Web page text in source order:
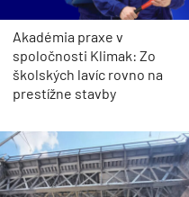
Akadémia praxe v
spoločnosti Klimak: Zo
školských lavíc rovno na
prestížne stavby